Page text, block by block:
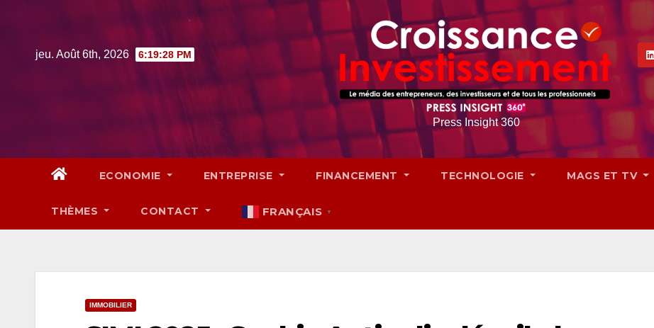
jeu. Août 6th, 2026 6:19:30 PM
Press Insight 360
ECONOMIE ENTREPRISE FINANCEMENT TECHNOLOGIE MAGS ET TV
THÈMES CONTACT FRANÇAIS ▼
IMMOBILIER